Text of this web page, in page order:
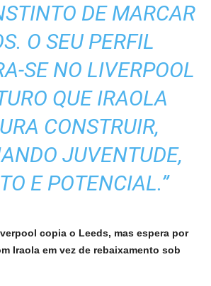
DE MARCAR
O SEU PERFIL
SE NO LIVERPOOL
QUE IRAOLA
CONSTRUIR,
JUVENTUDE,
E POTENCIAL.”
copia o Leeds, mas espera por
Iraola em vez de rebaixamento sob